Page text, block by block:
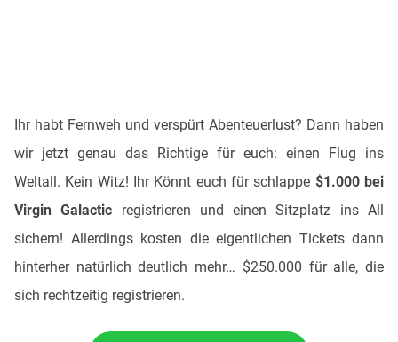
Ihr habt Fernweh und verspürt Abenteuerlust? Dann haben
wir jetzt genau das Richtige für euch: einen Flug ins
Weltall. Kein Witz! Ihr Könnt euch für schlappe $1.000 bei
Virgin Galactic registrieren und einen Sitzplatz ins All
sichern! Allerdings kosten die eigentlichen Tickets dann
hinterher natürlich deutlich mehr… $250.000 für alle, die
sich rechtzeitig registrieren.